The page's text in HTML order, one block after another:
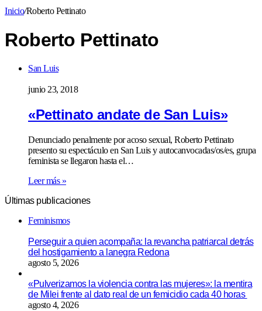
Inicio/Roberto Pettinato
Roberto Pettinato
San Luis
junio 23, 2018
«Pettinato andate de San Luis»
Denunciado penalmente por acoso sexual, Roberto Pettinato
presento su espectáculo en San Luis y autocanvocadas/os/es, grupa
feminista se llegaron hasta el…
Leer más »
Últimas publicaciones
Feminismos
Perseguir a quien acompaña: la revancha patriarcal detrás
del hostigamiento a lanegra Redona
agosto 5, 2026
«Pulverizamos la violencia contra las mujeres»: la mentira
de Milei frente al dato real de un femicidio cada 40 horas
agosto 4, 2026